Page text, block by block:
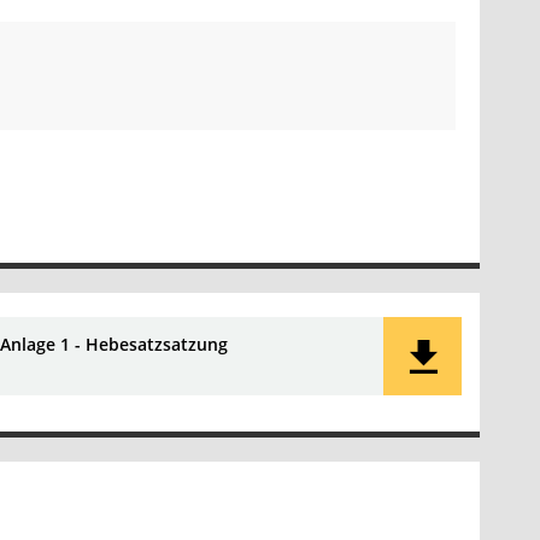
Anlage 1 - Hebesatzsatzung